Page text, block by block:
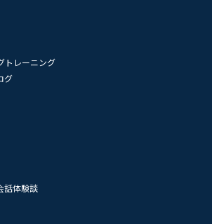
トレーニング
グ
話体験談